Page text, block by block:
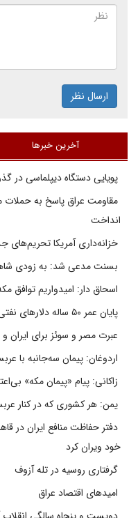
ارسال نظر
آخرین خبرها
پویایی دستگاه دیپلماسی در
مقاومت عراق پاسخ به حملات
انداخت
خزانه‌داری آمریکا تحریم‌های
بسنت مدعی شد: به زودی شاهد
اسحاق دار: امیدواریم توافق
پایان عمر ۵۰ ساله دلارهای نفتی به دست ایران
عبرت مصر و سوئز برای ایران و
اردوغان: پیمان سه‌جانبه با
زاکانی: پیام «پیمان مکه»
یمن: هر کشوری که در کنار
دفتر حفاظت منافع ایران در
خود ویران کرد
گرفتاری روسیه در تله آزوف
امیدهای اقتصاد عراق